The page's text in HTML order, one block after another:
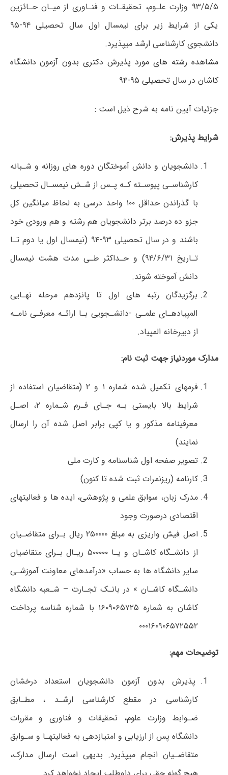
۹۳/۵/۵ وزارت علـوم، تحقیقـات و فنـاوری از میـان حـائزین
یکی از شرایط زیر برای نیمسال اول سال تحصیلی ۹۴-۹۵
دانشجوی کارشناسی ارشد میپذیرد.
مشاهده رشته های مورد پذیرش دکتری بدون آزمون دانشگاه
کاشان در سال تحصیلی ۹۵-۹۴
جزئیات آیین نامه به شرح ذیل است :
شرایط پذیرش:
دانشجویان و دانش آموختگان دوره های روزانه و شـبانه
کارشناسـی پیوسـته کـه پـس از شـش نیمسـال تحصیلی
با گذراندن حداقل ۱۰۰ واحد درسی به لحاظ میانگین کل
جزو ده درصد برتر دانشجویان هم رشته و هم ورودی خود
باشند و در سال تحصیلی ۹۳-۹۴ (نیمسال اول یا دوم تـا
تـاریخ ۹۴/۶/۳۱) و حـداکثر طـی مدت هشت نیمسال
دانش آموخته شوند.
برگزیدگان رتبه های اول تا پانزدهم مرحله نهـایی
المپیادهـای علمـی -دانشـجویی بـا ارائـه معرفـی نامـه
از دبیرخانه المپیاد.
مدارک موردنیاز جهت ثبت نام:
فرمهای تکمیل شده شماره ۱ و ۲ (متقاضیان استفاده از
شرایط بالا بایستی بـه جـای فـرم شـماره ۲، اصـل
معرفینامه مذکور و یا کپی برابر اصل شده آن را ارسال
نمایند)
تصویر صفحه اول شناسنامه و کارت ملی
کارنامه (ریزنمرات ثبت شده تا کنون)
مدرک زبان، سوابق علمی و پژوهشی، ایده ها و فعالیتهای
اقتصادی درصورت وجود
اصل فیش واریزی به مبلغ ۲۵۰۰۰۰ ریال بـرای متقاضـیان
از دانشـگاه کاشـان و یـا ۵۰۰۰۰۰ ریـال بـرای متقاضیان
سایر دانشگاه ها به حساب «درآمدهای معاونت آموزشـی
دانشـگاه کاشـان » در بانـک تجـارت – شـعبه دانشگاه
کاشان به شماره ۱۶۰۹۰۶۵۷۲۵ با شماره شناسه پرداخت
۰۰۰۱۶۰۹۰۶۵۷۲۵۵۲
توضیحات مهم:
پذیرش بدون آزمون دانشجویان استعداد درخشان
کارشناسی در مقطع کارشناسی ارشـد ، مطـابق
ضـوابط وزارت علوم، تحقیقات و فناوری و مقررات
دانشگاه پس از ارزیابی و امتیازدهی به فعالیتهـا و سـوابق
متقاضـیان انجام میپذیرد. بدیهی است ارسال مدارک،